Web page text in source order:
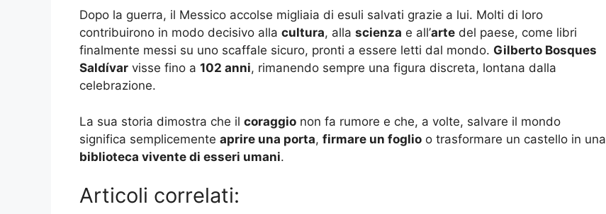
Dopo la guerra, il Messico accolse migliaia di esuli salvati grazie a lui. Molti di loro
contribuirono in modo decisivo alla cultura, alla scienza e all’arte del paese, come libri
finalmente messi su uno scaffale sicuro, pronti a essere letti dal mondo. Gilberto Bosques
Saldívar visse fino a 102 anni, rimanendo sempre una figura discreta, lontana dalla
celebrazione.
La sua storia dimostra che il coraggio non fa rumore e che, a volte, salvare il mondo
significa semplicemente aprire una porta, firmare un foglio o trasformare un castello in una
biblioteca vivente di esseri umani.
Articoli correlati: